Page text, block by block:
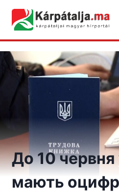
content
До 10 червня
мають